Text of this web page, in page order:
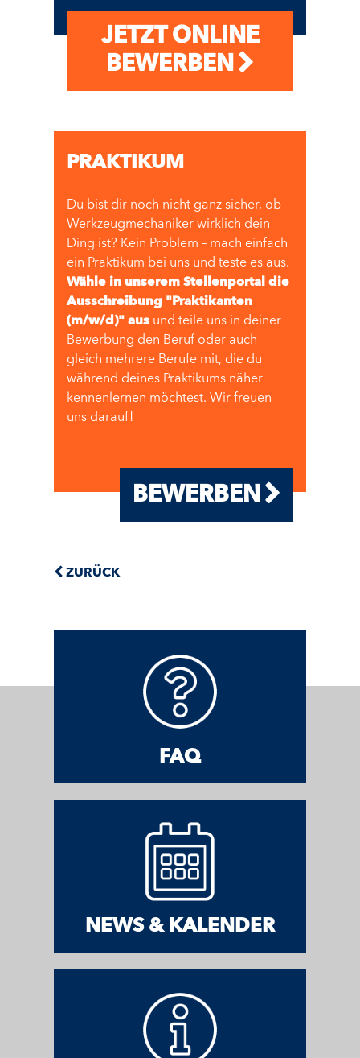
JETZT ONLINE
BEWERBEN
PRAKTIKUM
Du bist dir noch nicht ganz sicher, ob
Werkzeugmechaniker wirklich dein
Ding ist? Kein Problem – mach einfach
ein Praktikum bei uns und teste es aus.
Wähle in unserem Stellenportal die
Ausschreibung "Praktikanten
(m/w/d)" aus und teile uns in deiner
Bewerbung den Beruf oder auch
gleich mehrere Berufe mit, die du
während deines Praktikums näher
kennenlernen möchtest. Wir freuen
uns darauf!
BEWERBEN
ZURÜCK
FAQ
NEWS & KALENDER